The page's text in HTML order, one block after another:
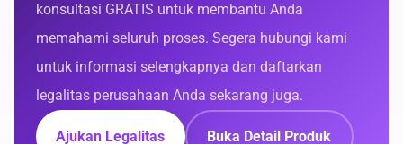
konsultasi GRATIS untuk membantu Anda
memahami seluruh proses. Segera hubungi kami
untuk informasi selengkapnya dan daftarkan
legalitas perusahaan Anda sekarang juga.
Ajukan Legalitas Buka Detail Produk